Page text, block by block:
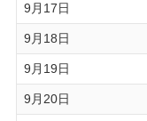
9月17日
9月18日
9月19日
9月20日